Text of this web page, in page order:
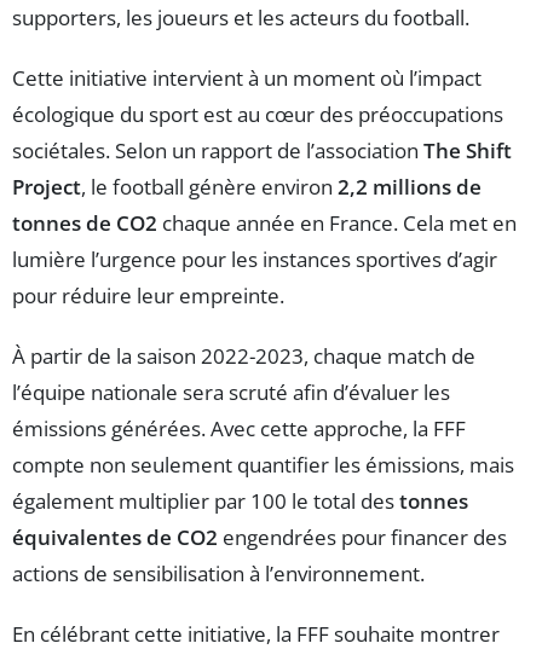
supporters, les joueurs et les acteurs du football.
Cette initiative intervient à un moment où l’impact
écologique du sport est au cœur des préoccupations
sociétales. Selon un rapport de l’association The Shift
Project, le football génère environ 2,2 millions de
tonnes de CO2 chaque année en France. Cela met en
lumière l’urgence pour les instances sportives d’agir
pour réduire leur empreinte.
À partir de la saison 2022-2023, chaque match de
l’équipe nationale sera scruté afin d’évaluer les
émissions générées. Avec cette approche, la FFF
compte non seulement quantifier les émissions, mais
également multiplier par 100 le total destonnes
équivalentes de CO2 engendrées pour financer des
actions de sensibilisation à l’environnement.
En célébrant cette initiative, la FFF souhaite montrer